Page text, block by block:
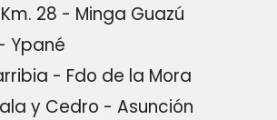
28 - Minga Guazú
Ypané
- Fdo de la Mora
y Cedro - Asunción